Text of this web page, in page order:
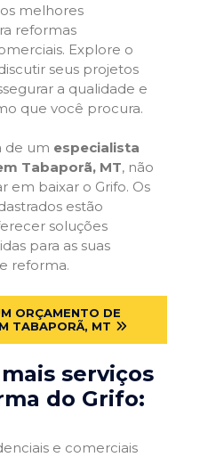
melhores
reformas
Explore o
seus projetos
a qualidade e
que você procura.
de um especialista
Tabaporã, MT, não
em baixar o Grifo. Os
estão
soluções
para as suas
reforma.
ORÇAMENTO DE
TABAPORÃ, MT
serviços
do Grifo:
e comerciais